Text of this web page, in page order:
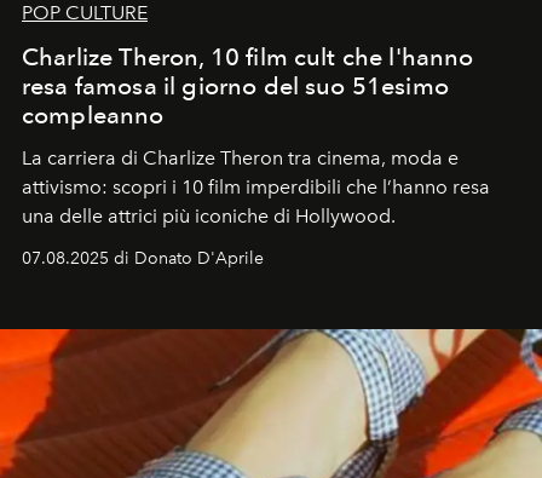
POP CULTURE
Charlize Theron, 10 film cult che l'hanno
resa famosa il giorno del suo 51esimo
compleanno
La carriera di Charlize Theron tra cinema, moda e
attivismo: scopri i 10 film imperdibili che l’hanno resa
una delle attrici più iconiche di Hollywood.
07.08.2025 di Donato D'Aprile